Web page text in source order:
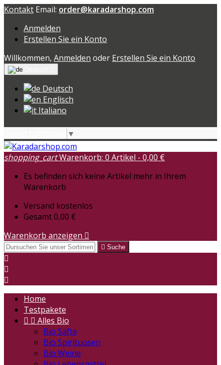
Kontakt Email: order@karadarshop.com
Anmelden
Erstellen Sie ein Konto
Willkommen, Anmelden oder Erstellen Sie ein Konto
Deutsch
Englisch
Italiano
▼
shopping_cartWarenkorb: 0 Artikel - 0,00 €
Es befinden sich keine Artikel mehr in Ihrem
Warenkorb
Versand kostenlos
Gesamt0,00 €
Warenkorb anzeigen 
 Suche



Home
Testpakete
  Alles Bio
Bio Säfte
Bio Spirituosen
Bio Weine